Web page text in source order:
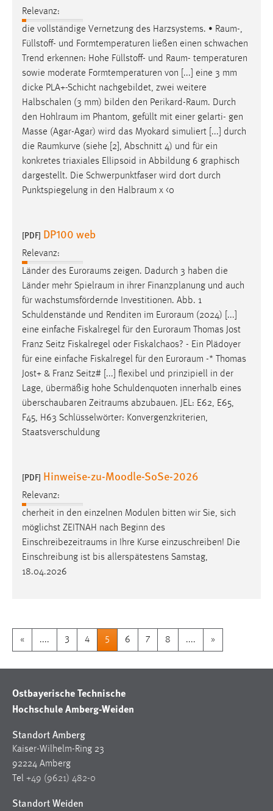
Relevanz:
die vollständige Vernetzung des Harzsystems. • Raum-,
Füllstoff- und Formtemperaturen ließen einen schwachen
Trend erkennen: Hohe Füllstoff- und Raum- temperaturen
sowie moderate Formtemperaturen von [...] eine 3 mm
dicke PLA+-Schicht nachgebildet, zwei weitere
Halbschalen (3 mm) bilden den Perikard-Raum. Durch
den Hohlraum im Phantom, gefüllt mit einer gelarti- gen
Masse (Agar-Agar) wird das Myokard simuliert [...] durch
die Raumkurve (siehe [2], Abschnitt 4) und für ein
konkretes triaxiales Ellipsoid in Abbildung 6 graphisch
dargestellt. Die Schwerpunktfaser wird dort durch
Punktspiegelung in den Halbraum χ <0
[PDF] DP100 web
Relevanz:
Länder des Euroraums zeigen. Dadurch 3 haben die
Länder mehr Spielraum in ihrer Finanzplanung und auch
für wachstumsfördernde Investitionen. Abb. 1
Schuldenstände und Renditen im Euroraum (2024) [...]
eine einfache Fiskalregel für den Euroraum Thomas Jost
Franz Seitz Fiskalregel oder Fiskalchaos? - Ein Plädoyer
für eine einfache Fiskalregel für den Euroraum -* Thomas
Jost+ & Franz Seitz# [...] flexibel und prinzipiell in der
Lage, übermäßig hohe Schuldenquoten innerhalb eines
überschaubaren Zeitraums abzubauen. JEL: E62, E65,
F45, H63 Schlüsselwörter: Konvergenzkriterien,
Staatsverschuldung
[PDF] Hinweise-zu-Moodle-SoSe-2026
Relevanz:
cherheit in den einzelnen Modulen bitten wir Sie, sich
möglichst ZEITNAH nach Beginn des
Einschreibezeitraums in Ihre Kurse einzuschreiben! Die
Einschreibung ist bis allerspätestens Samstag,
18.04.2026
« .... 3 4 5 6 7 8 .... »
Ostbayerische Technische
Hochschule Amberg-Weiden
Standort Amberg
Kaiser-Wilhelm-Ring 23
92224 Amberg
Tel +49 (9621) 482-0
Standort Weiden